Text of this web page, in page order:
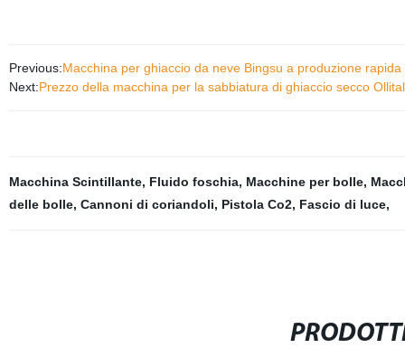
Previous:Macchina per ghiaccio da neve Bingsu a produzione
Next:Prezzo della macchina per la sabbiatura di ghiaccio secco
Macchina Scintillante, Fluido foschia, Macchine per bolle,
delle bolle, Cannoni di coriandoli, Pistola Co2, Fascio di luce,